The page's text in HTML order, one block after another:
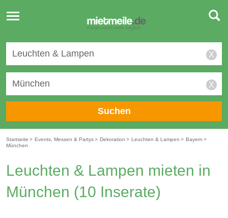
Toggle
navigation
X
X
Suchen
Startseite > Events, Messen & Partys> Dekoration > Leuchten & Lampen > Bayern >
München
Leuchten & Lampen mieten in
München (10 Inserate)